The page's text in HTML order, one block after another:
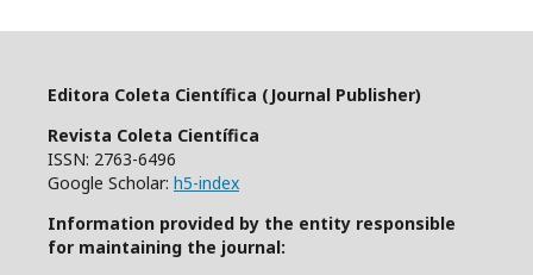
Editora Coleta Científica (Journal Publisher)
Revista Coleta Científica
ISSN: 2763-6496
Google Scholar: h5-index
Information provided by the entity responsible
for maintaining the journal: